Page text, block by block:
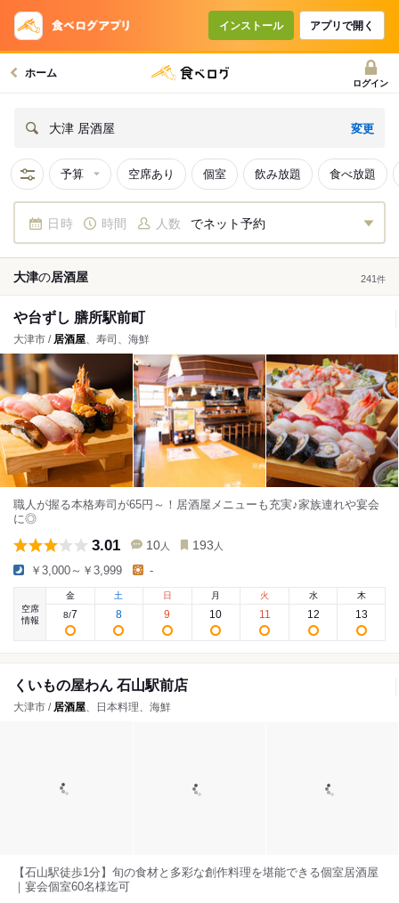
インストール アプリで開く
ホーム
ログイン
大津 居酒屋 変更
予算 空席あり 個室 飲み放題 食べ放題
日時 時間 人数 でネット予約
大津の居酒屋 241 件
や台ずし 膳所駅前町
大津市 / 居酒屋、寿司、海鮮
職人が握る本格寿司が65円～！居酒屋メニューも充実♪家族連れや宴会
に◎
3.01 10 人 193 人
￥3,000～￥3,999 -
空席
情報
金
8/7
土
8
日
9
月
10
火
11
水
12
木
13
くいもの屋わん 石山駅前店
大津市 / 居酒屋、日本料理、海鮮
【石山駅徒歩1分】旬の食材と多彩な創作料理を堪能できる個室居酒屋
｜宴会個室60名様迄可